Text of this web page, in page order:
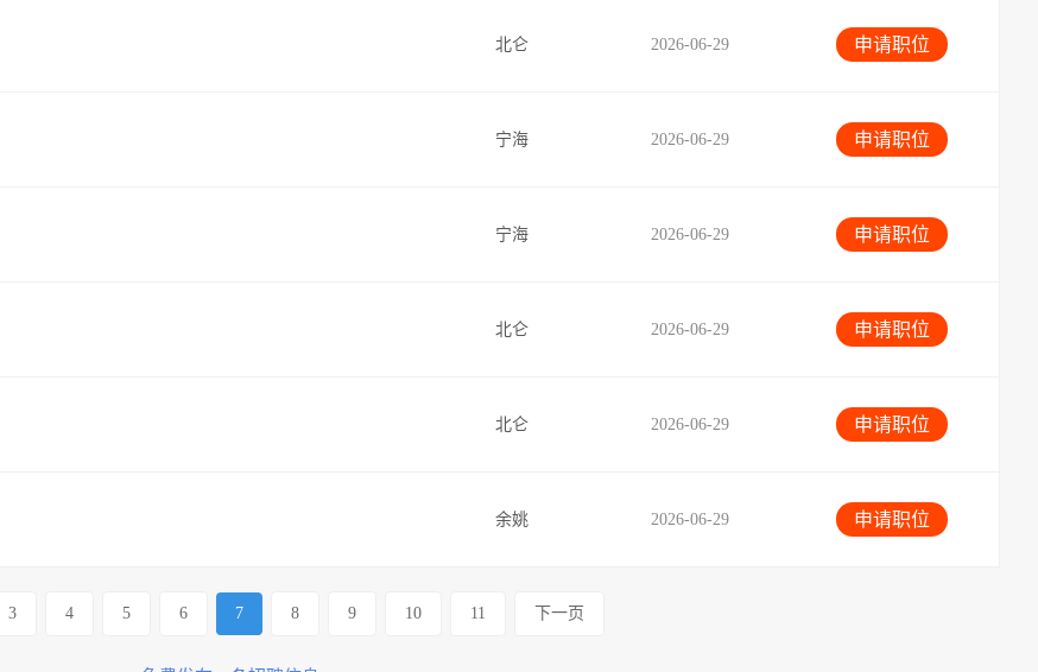
申请职位
2026-06-29
北仑
申请职位
2026-06-29
宁海
申请职位
2026-06-29
宁海
申请职位
2026-06-29
北仑
申请职位
2026-06-29
北仑
申请职位
2026-06-29
余姚
3 4 5 6 7 8 9 10 11 下一页